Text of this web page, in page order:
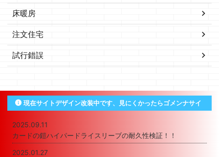
床暖房
注文住宅
試行錯誤
現在サイトデザイン改装中です、見にくかったらゴメンナサイ
2025.09.11
カードの鎧ハイパードライスリーブの耐久性検証！！
2025.01.27